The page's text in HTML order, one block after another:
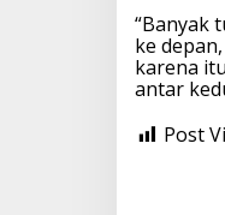
“Banyak
ke
karena
antar
Post